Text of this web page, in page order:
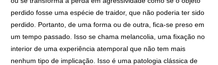
perdido fosse uma espécie de traidor, que não poderia ter sido
perdido. Portanto, de uma forma ou de outra, fica-se preso em
um tempo passado. Isso se chama melancolia, uma fixação no
interior de uma experiência atemporal que não tem mais
nenhum tipo de implicação. Isso é uma patologia clássica de